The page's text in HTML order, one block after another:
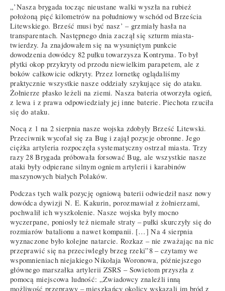
„’Nasza brygada tocząc nieustane walki wyszła na rubież
położoną pięć kilometrów na południowy wschód od Brześcia
Litewskiego. Brześć musi być nasz’ – grzmiały hasła na
transparentach. Następnego dnia zaczął się szturm miasta-
twierdzy. Ja znajdowałem się na wysuniętym punkcie
dowodzenia dowódcy 82 pułku towarzysza Kontryma. To był
płytki okop przykryty od przodu niewielkim parapetem, ale z
boków całkowicie odkryty. Przez lornetkę oglądaliśmy
praktycznie wszystkie nasze oddziały szykujące się do ataku.
Żołnierze płasko leżeli na ziemi. Nasza bateria otworzyła ogień,
z lewa i z prawa odpowiedziały jej inne baterie. Piechota rzuciła
się do ataku.
Nocą z 1 na 2 sierpnia nasze wojska zdobyły Brześć Litewski.
Przeciwnik wycofał się za Bug i zajął pozycje obronne. Jego
ciężka artyleria rozpoczęła systematyczny ostrzał miasta. Trzy
razy 28 Brygada próbowała forsować Bug, ale wszystkie nasze
ataki były odpierane silnym ogniem artylerii i karabinów
maszynowych białych Polaków.
Podczas tych walk pozycję ogniową baterii odwiedził nasz nowy
dowódca dywizji N. E. Kakurin, porozmawiał z żołnierzami,
pochwalił ich wyszkolenie. Nasze wojska były mocno
wyczerpane, poniosły też niemałe straty – pułki skurczyły się do
rozmiarów batalionu a nawet kompanii. […] Na 4 sierpnia
wyznaczone było kolejne natarcie. Rozkaz – nie zważając na nic
przeprawić się na przeciwległy brzeg rzeki”8 – czytamy we
wspomnieniach niejakiego Nikołaja Woronowa, późniejszego
głównego marszałka artylerii ZSRS – Sowietom przyszła z
pomocą miejscowa ludność: „Zwiadowcy znaleźli inną
możliwość przeprawy – mieszkańcy okolicy wskazali im bród z